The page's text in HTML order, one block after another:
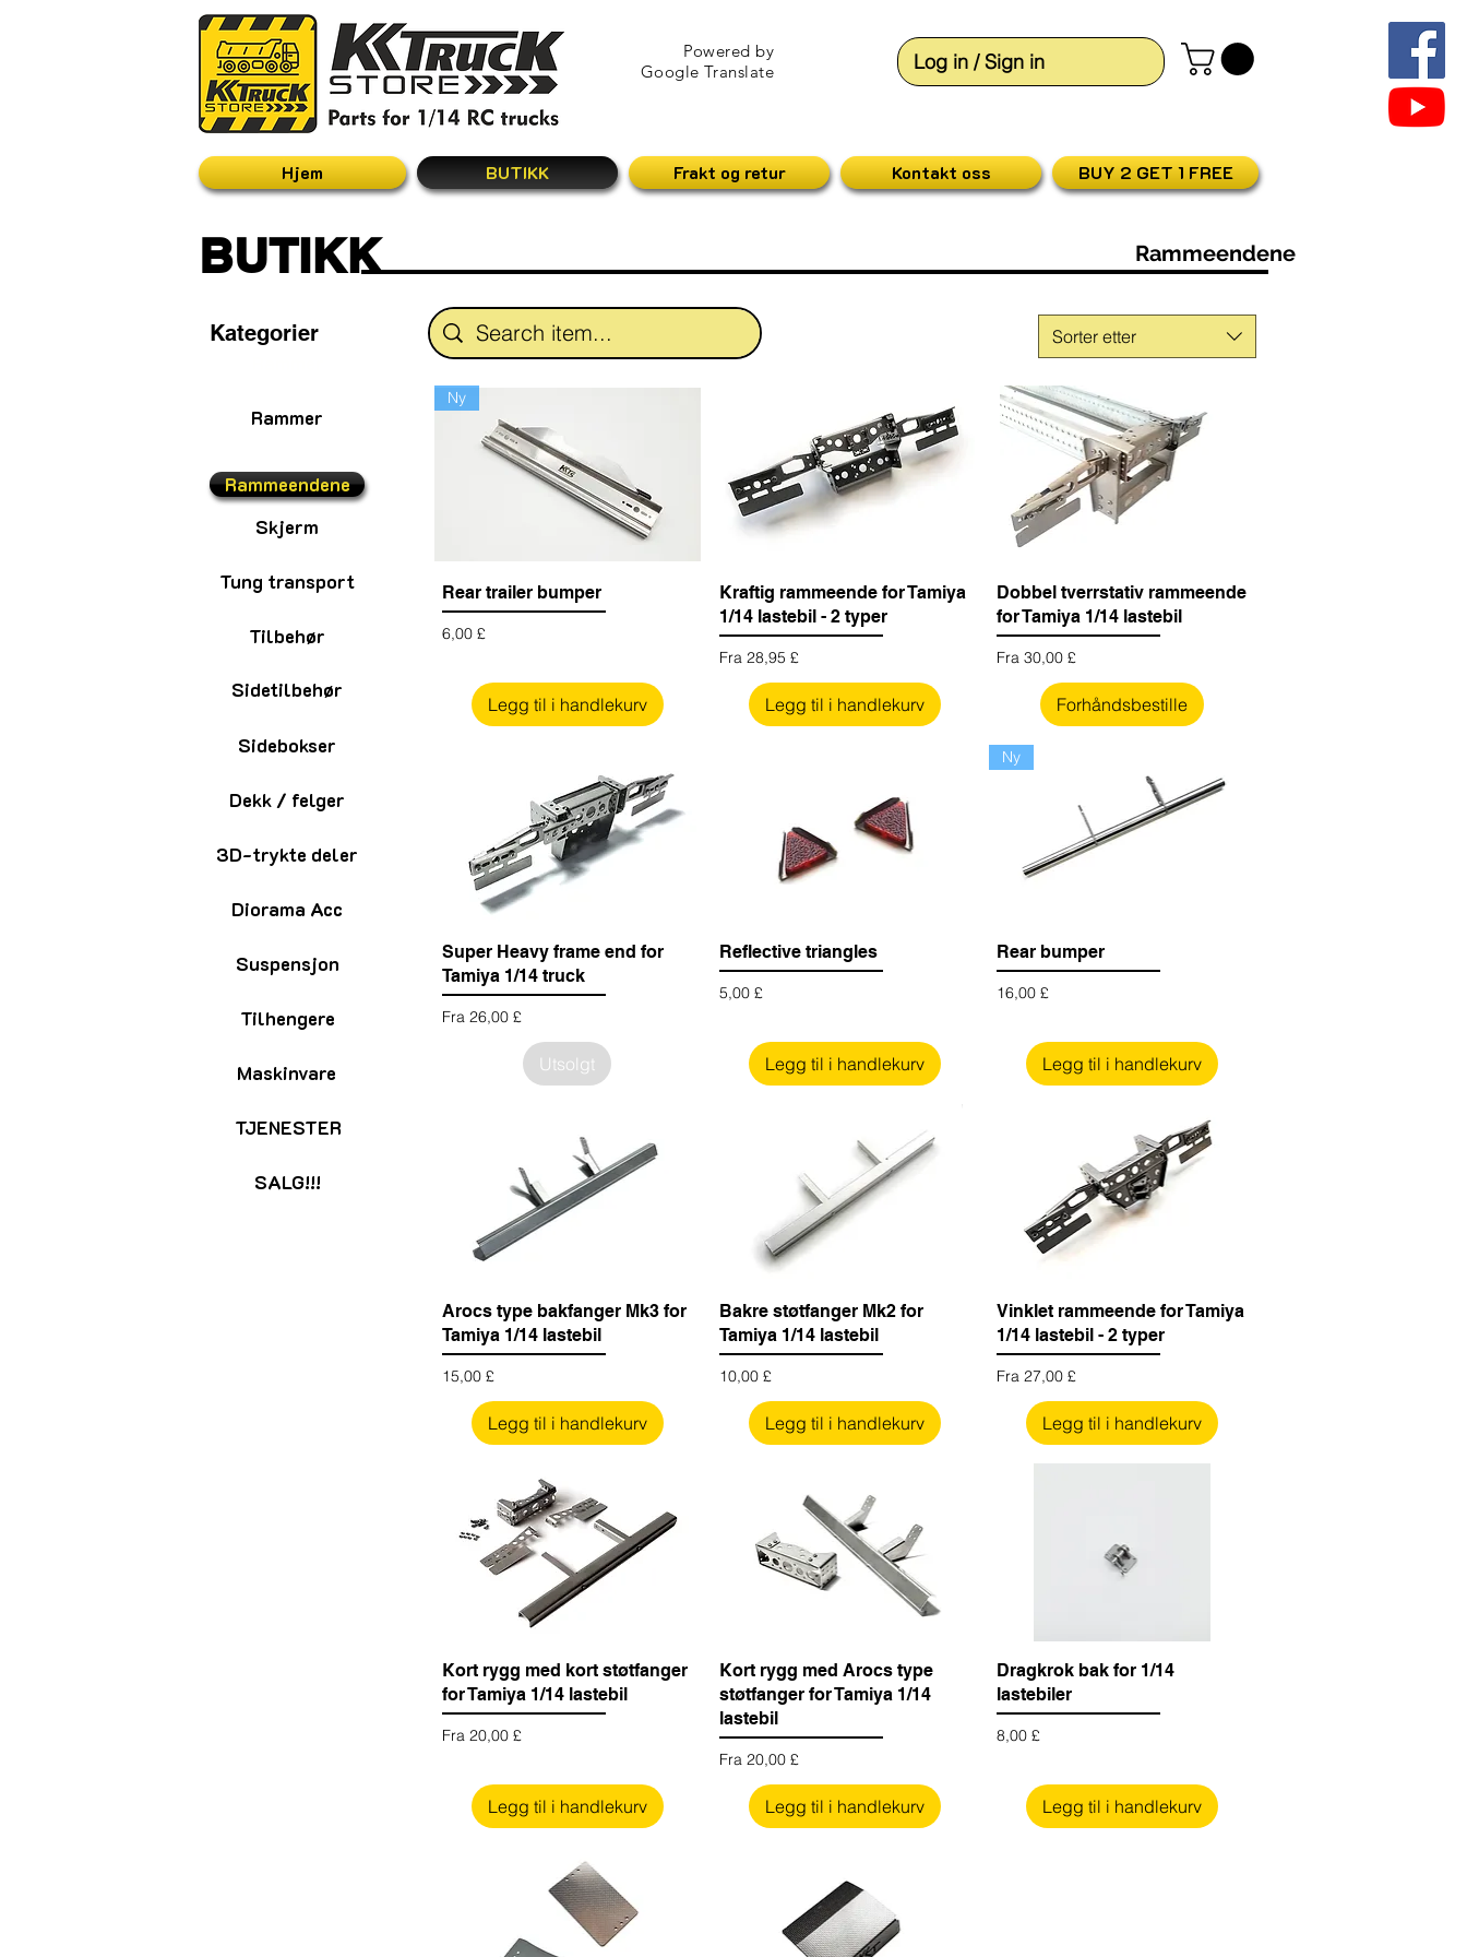
Powered by
Google Translate
Log in / Sign in
Hjem BUTIKK Frakt og retur Kontakt oss BUY 2 GET 1 FREE
BUTIKK Rammeendene
Kategorier
Rammer
Rammeendene
Skjerm
Tung transport
Tilbehør
Sidetilbehør
Sidebokser
Dekk / felger
3D-trykte deler
Diorama Acc
Suspensjon
Tilhengere
Maskinvare
TJENESTER
SALG!!!
Sorter etter
Ny
Rear trailer bumper
Pris
6,00 £
Legg til i handlekurv
Kraftig rammeende for Tamiya
1/14 lastebil - 2 typer
Fra 28,95 £
Salgspris
Legg til i handlekurv
Dobbel tverrstativ rammeende
for Tamiya 1/14 lastebil
Fra 30,00 £
Salgspris
Forhåndsbestille
Super Heavy frame end for
Tamiya 1/14 truck
Fra 26,00 £
Salgspris
Utsolgt
Reflective triangles
Pris
5,00 £
Legg til i handlekurv
Ny
Rear bumper
Pris
16,00 £
Legg til i handlekurv
Arocs type bakfanger Mk3 for
Tamiya 1/14 lastebil
Pris
15,00 £
Legg til i handlekurv
Bakre støtfanger Mk2 for
Tamiya 1/14 lastebil
Pris
10,00 £
Legg til i handlekurv
Vinklet rammeende for Tamiya
1/14 lastebil - 2 typer
Fra 27,00 £
Salgspris
Legg til i handlekurv
Kort rygg med kort støtfanger
for Tamiya 1/14 lastebil
Fra 20,00 £
Salgspris
Legg til i handlekurv
Kort rygg med Arocs type
støtfanger for Tamiya 1/14
lastebil
Fra 20,00 £
Salgspris
Legg til i handlekurv
Dragkrok bak for 1/14
lastebiler
Pris
8,00 £
Legg til i handlekurv